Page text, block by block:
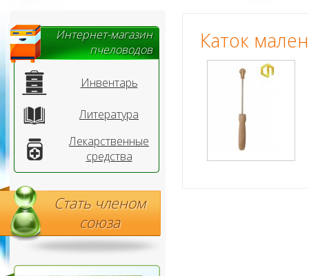
Интернет-магазин
пчеловодов
Инвентарь
Литература
Лекарственные
средства
Стать членом
союза
Каток